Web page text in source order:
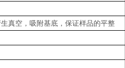
真空，吸附基底，保证样品的平整